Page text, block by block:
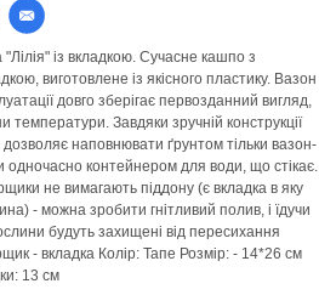
із вкладкою. Сучасне кашпо з
виготовлене із якісного пластику. Вазон
довго зберігає первозданний вигляд,
температури. Завдяки зручній конструкції
наповнювати ґрунтом тільки вазон-
одночасно контейнером для води, що стікає.
не вимагають піддону (є вкладка в яку
- можна зробити гнітливий полив, і їдучи
будуть захищені від пересихання
- вкладка Колір: Тапе Розмір: - 14*26 см
13 см